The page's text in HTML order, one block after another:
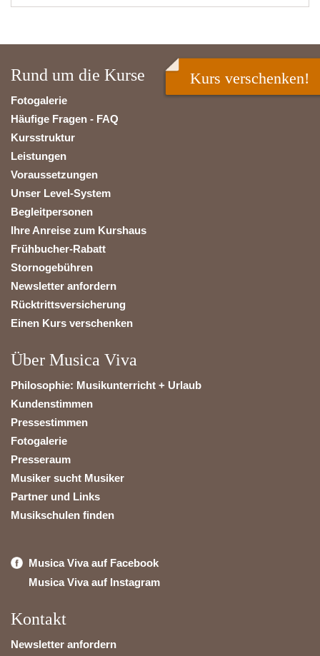
Rund um die Kurse
Fotogalerie
Häufige Fragen - FAQ
Kursstruktur
Leistungen
Voraussetzungen
Unser Level-System
Begleitpersonen
Ihre Anreise zum Kurshaus
Frühbucher-Rabatt
Stornogebühren
Newsletter anfordern
Rücktrittsversicherung
Einen Kurs verschenken
Über Musica Viva
Philosophie: Musikunterricht + Urlaub
Kundenstimmen
Pressestimmen
Fotogalerie
Presseraum
Musiker sucht Musiker
Partner und Links
Musikschulen finden
Musica Viva auf Facebook
Musica Viva auf Instagram
Kontakt
Newsletter anfordern
Kurs verschenken!